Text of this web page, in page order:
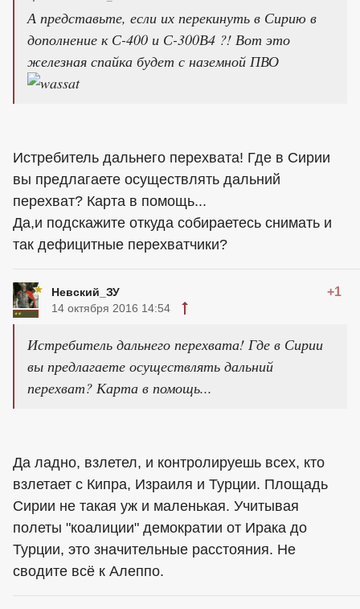
А представьте, если их перекинуть в Сирию в
дополнение к С-400 и С-300В4 ?! Вот это
железная спайка будет с наземной ПВО
Истребитель дальнего перехвата! Где в Сирии
вы предлагаете осуществлять дальний
перехват? Карта в помощь...
Да,и подскажите откуда собираетесь снимать и
так дефицитные перехватчики?
Невский_ЗУ +1
14 октября 2016 14:54
Истребитель дальнего перехвата! Где в Сирии
вы предлагаете осуществлять дальний
перехват? Карта в помощь...
Да ладно, взлетел, и контролируешь всех, кто
взлетает с Кипра, Израиля и Турции. Площадь
Сирии не такая уж и маленькая. Учитывая
полеты "коалиции" демократии от Ирака до
Турции, это значительные расстояния. Не
сводите всё к Алеппо.